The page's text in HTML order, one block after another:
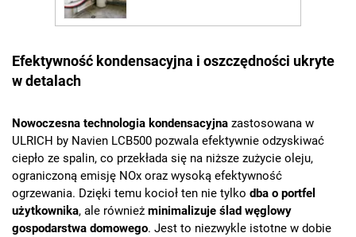
Efektywność kondensacyjna i oszczędności ukryte
w detalach
Nowoczesna technologia kondensacyjna zastosowana w
ULRICH by Navien LCB500 pozwala efektywnie odzyskiwać
ciepło ze spalin, co przekłada się na niższe zużycie oleju,
ograniczoną emisję NOx oraz wysoką efektywność
ogrzewania. Dzięki temu kocioł ten nie tylko dba o portfel
użytkownika, ale również minimalizuje ślad węglowy
gospodarstwa domowego. Jest to niezwykle istotne w dobie